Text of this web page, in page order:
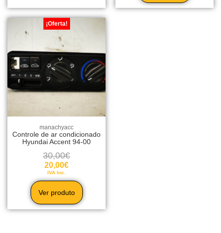
¡Oferta!
manachyacc
Controle de ar condicionado
Hyundai Accent 94-00
30,00€
20,00€
IVA Inc.
Ver produto